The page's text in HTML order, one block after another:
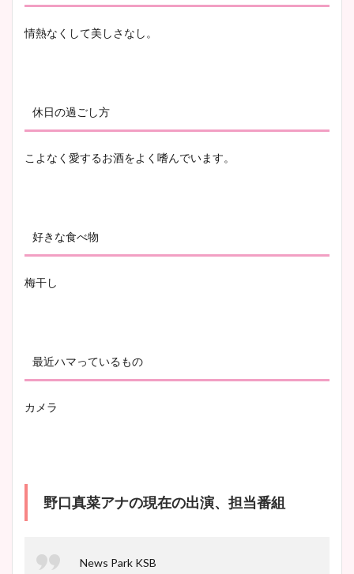
情熱なくして美しさなし。
休日の過ごし方
こよなく愛するお酒をよく嗜んでいます。
好きな食べ物
梅干し
最近ハマっているもの
カメラ
野口真菜アナの現在の出演、担当番組
News Park KSB